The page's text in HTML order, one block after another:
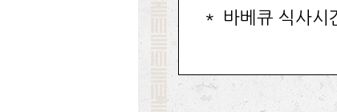
＊ 바베큐 식사